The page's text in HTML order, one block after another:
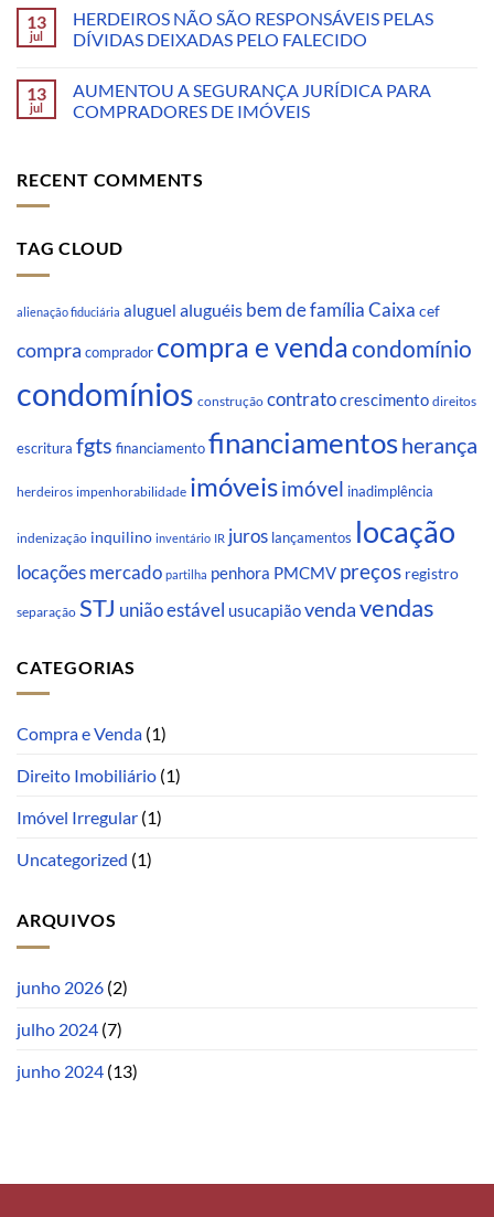
13
jul
HERDEIROS NÃO SÃO RESPONSÁVEIS PELAS
DÍVIDAS DEIXADAS PELO FALECIDO
13
jul
AUMENTOU A SEGURANÇA JURÍDICA PARA
COMPRADORES DE IMÓVEIS
RECENT COMMENTS
TAG CLOUD
alienação fiduciária aluguel aluguéis bem de família Caixa cef
compra comprador compra e vendacondomínio
condomínios construção contratocrescimento direitos
escritura fgts financiamentofinanciamentosherança
herdeiros impenhorabilidade imóveisimóvel inadimplência
indenização inquilino inventário IR juros lançamentos locação
locações mercado partilha penhora PMCMV preços registro
separação STJ união estável usucapiãovendavendas
CATEGORIAS
Compra e Venda (1)
Direito Imobiliário (1)
Imóvel Irregular (1)
Uncategorized (1)
ARQUIVOS
junho 2026 (2)
julho 2024 (7)
junho 2024 (13)